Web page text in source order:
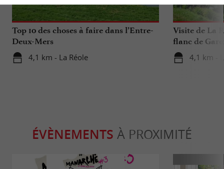
Top 10 des choses à faire dans l’Entre-
Deux-Mers
4,1 km - La Réole
Visite de La
flanc de
4,1 km -
ÉVÈNEMENTS À PROXIMITÉ